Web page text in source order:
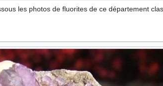
les photos de fluorites de ce département